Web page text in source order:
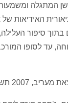
המתגלה
האידיאות
סיפור
עד לסופו
240 עמ', 84 ₪